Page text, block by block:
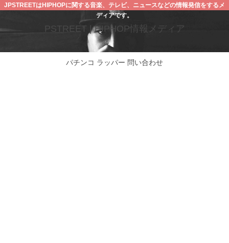
JPSTREETはHIPHOPに関する音楽、テレビ、ニュースなどの情報発信をするメ
ディアです。
PSTREET | HIPHOP情報メディア
パチンコ ラッパー 問い合わせ